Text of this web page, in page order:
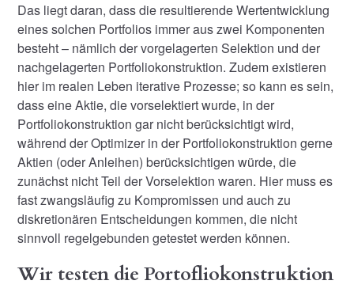
Das liegt daran, dass die resultierende Wertentwicklung
eines solchen Portfolios immer aus zwei Komponenten
besteht – nämlich der vorgelagerten Selektion und der
nachgelagerten Portfoliokonstruktion. Zudem existieren
hier im realen Leben iterative Prozesse; so kann es sein,
dass eine Aktie, die vorselektiert wurde, in der
Portfoliokonstruktion gar nicht berücksichtigt wird,
während der Optimizer in der Portfoliokonstruktion gerne
Aktien (oder Anleihen) berücksichtigen würde, die
zunächst nicht Teil der Vorselektion waren. Hier muss es
fast zwangsläufig zu Kompromissen und auch zu
diskretionären Entscheidungen kommen, die nicht
sinnvoll regelgebunden getestet werden können.
Wir testen die Portofliokonstruktion